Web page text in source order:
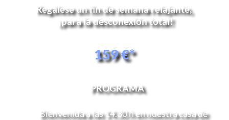
Regálese un fin de semana relajante,
¡para la desconexión total!
159 €*
PROGRAMA
Bienvenida a las 14.30 h en nuestra casa de